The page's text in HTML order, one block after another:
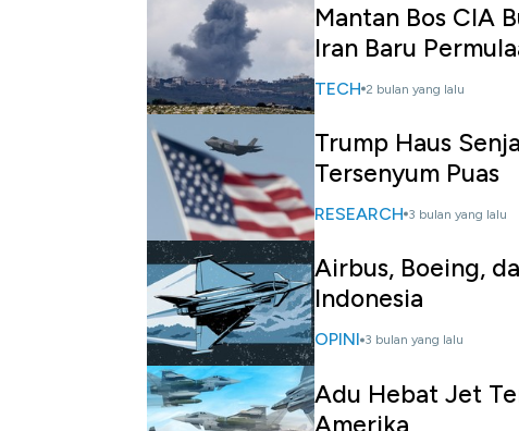
Mantan Bos CIA
Iran Baru
TECH 2 bulan yang lalu
Trump Haus
Tersenyum Puas
RESEARCH 3 bulan yang lalu
Airbus, Boeing,
Indonesia
OPINI 3 bulan yang lalu
Adu Hebat Jet
Amerika